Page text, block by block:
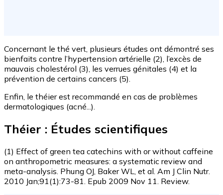
Concernant le thé vert, plusieurs études ont démontré ses
bienfaits contre l’hypertension artérielle (2), l’excès de
mauvais cholestérol (3), les verrues génitales (4) et la
prévention de certains cancers (5).
Enfin, le théier est recommandé en cas de problèmes
dermatologiques (acné...).
Théier : Études scientifiques
(1) Effect of green tea catechins with or without caffeine
on anthropometric measures: a systematic review and
meta-analysis. Phung OJ, Baker WL, et al. Am J Clin Nutr.
2010 Jan;91(1):73-81. Epub 2009 Nov 11. Review.